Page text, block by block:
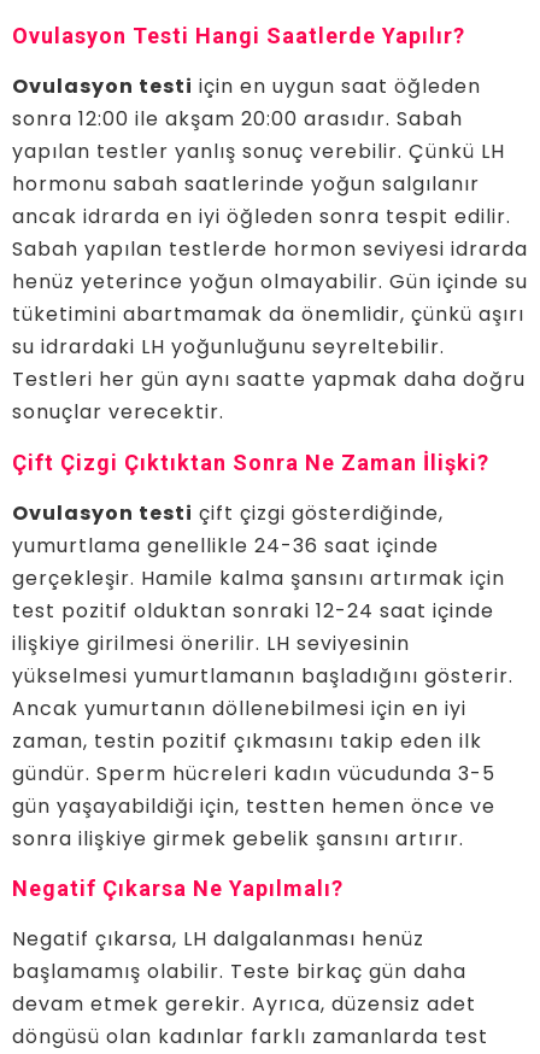
Ovulasyon Testi Hangi Saatlerde Yapılır?
Ovulasyon testi için en uygun saat öğleden
sonra 12:00 ile akşam 20:00 arasıdır. Sabah
yapılan testler yanlış sonuç verebilir. Çünkü LH
hormonu sabah saatlerinde yoğun salgılanır
ancak idrarda en iyi öğleden sonra tespit edilir.
Sabah yapılan testlerde hormon seviyesi idrarda
henüz yeterince yoğun olmayabilir. Gün içinde su
tüketimini abartmamak da önemlidir, çünkü aşırı
su idrardaki LH yoğunluğunu seyreltebilir.
Testleri her gün aynı saatte yapmak daha doğru
sonuçlar verecektir.
Çift Çizgi Çıktıktan Sonra Ne Zaman İlişki?
Ovulasyon testi çift çizgi gösterdiğinde,
yumurtlama genellikle 24-36 saat içinde
gerçekleşir. Hamile kalma şansını artırmak için
test pozitif olduktan sonraki 12-24 saat içinde
ilişkiye girilmesi önerilir. LH seviyesinin
yükselmesi yumurtlamanın başladığını gösterir.
Ancak yumurtanın döllenebilmesi için en iyi
zaman, testin pozitif çıkmasını takip eden ilk
gündür. Sperm hücreleri kadın vücudunda 3-5
gün yaşayabildiği için, testten hemen önce ve
sonra ilişkiye girmek gebelik şansını artırır.
Negatif Çıkarsa Ne Yapılmalı?
Negatif çıkarsa, LH dalgalanması henüz
başlamamış olabilir. Teste birkaç gün daha
devam etmek gerekir. Ayrıca, düzensiz adet
döngüsü olan kadınlar farklı zamanlarda test